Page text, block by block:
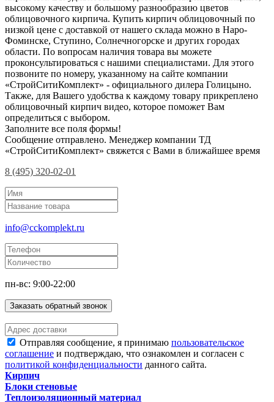
высокому качеству и большому разнообразию цветов
облицовочного кирпича. Купить кирпич облицовочный по
низкой цене с доставкой от нашего склада можно в Наро-
Фоминске, Ступино, Солнечногорске и других городах
области. По вопросам наличия товара вы можете
проконсультироваться с нашими специалистами. Для этого
позвоните по номеру, указанному на сайте компании
«СтройСитиКомплект» - официального дилера Голицыно.
Также, для Вашего удобства к каждому товару прикреплено
облицовочный кирпич видео, которое поможет Вам
определиться с выбором.
Заполните все поля формы!
Сообщение отправлено. Менеджер компании ТД
«СтройСитиКомплект» свяжется с Вами в ближайшее время
8 (495) 320-02-01
info@cckomplekt.ru
пн-вс: 9:00-22:00
Заказать обратный звонок
Отправляя сообщение, я принимаю пользовательское
соглашение и подтверждаю, что ознакомлен и согласен с
политикой конфиденциальности данного сайта.
Кирпич
Блоки стеновые
Теплоизоляционный материал